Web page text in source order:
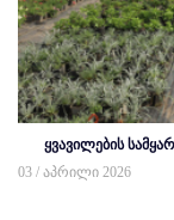
ყვავილების
03 / აპრილი 2026